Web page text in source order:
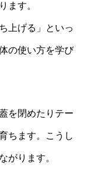
ます。
上げる」といっ
の使い方を学び
を閉めたりテー
ちます。こうし
がります。